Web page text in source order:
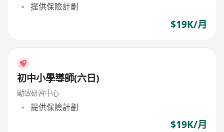
提供保險計劃
$19K/月
初中小學導師(六日)
勵致研習中心
提供保險計劃
$19K/月